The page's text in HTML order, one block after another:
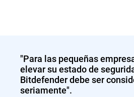
"Para las pequeñas
elevar su estado de
Bitdefender debe ser
seriamente".